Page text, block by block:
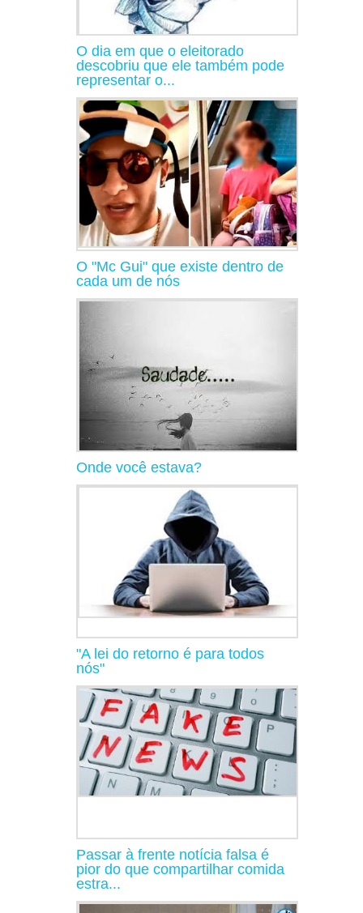
O dia em que o eleitorado
descobriu que ele também pode
representar o...
O "Mc Gui" que existe dentro de
cada um de nós
Onde você estava?
"A lei do retorno é para todos
nós"
Passar à frente notícia falsa é
pior do que compartilhar comida
estra...